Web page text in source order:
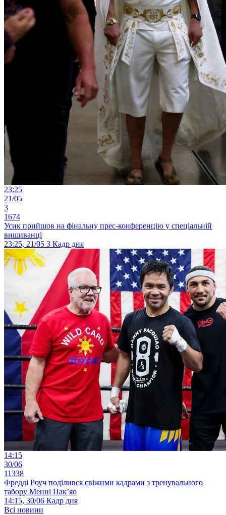
23:25
21/05
3
1674
Усик прийшов на фінальну прес-конференцію у спеціальній
вишиванці
23:25, 21/05 3 Кадр дня
14:15
30/06
11338
Фредді Роуч поділився свіжими кадрами з тренувального
табору Менні Пак’яо
14:15, 30/06 Кадр дня
Всі новини